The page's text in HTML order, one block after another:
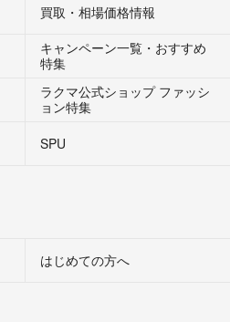
買取・相場価格情報
キャンペーン一覧・おすすめ
特集
ラクマ公式ショップ ファッシ
ョン特集
SPU
はじめての方へ